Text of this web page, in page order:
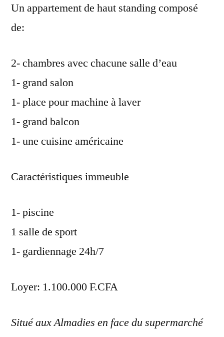
Un appartement de haut standing composé
de:
2- chambres avec chacune salle d’eau
1- grand salon
1- place pour machine à laver
1- grand balcon
1- une cuisine américaine
Caractéristiques immeuble
1- piscine
1 salle de sport
1- gardiennage 24h/7
Loyer: 1.100.000 F.CFA
Situé aux Almadies en face du supermarché